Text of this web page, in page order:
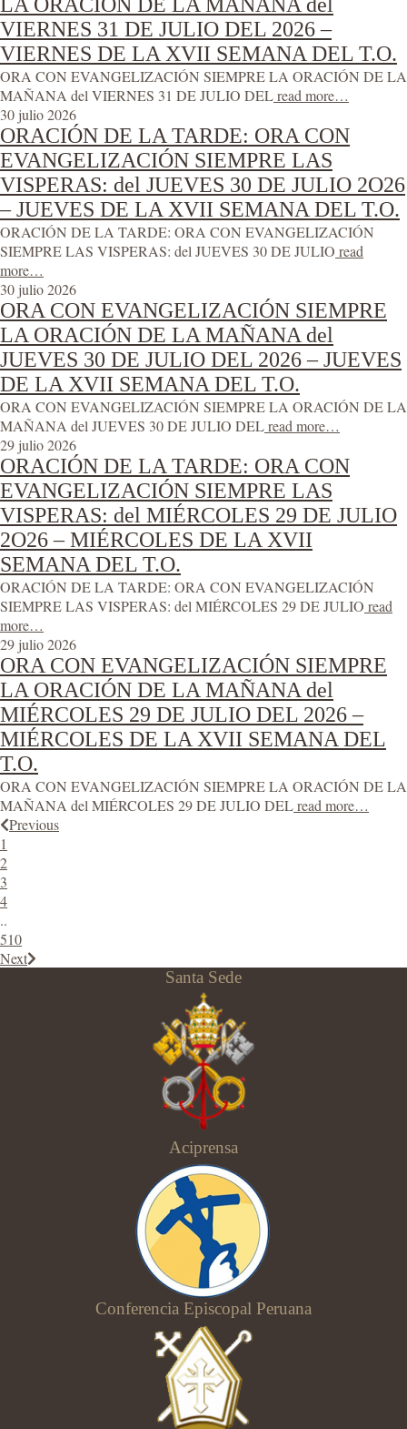
VIERNES 31 DE JULIO DEL 2026 –
VIERNES DE LA XVII SEMANA DEL T.O.
ORA CON EVANGELIZACIÓN SIEMPRE LA ORACIÓN DE LA
MAÑANA del VIERNES 31 DE JULIO DELread more…
30 julio 2026
ORACIÓN DE LA TARDE: ORA CON
EVANGELIZACIÓN SIEMPRE LAS
VISPERAS: del JUEVES 30 DE JULIO 2O26
– JUEVES DE LA XVII SEMANA DEL T.O.
ORACIÓN DE LA TARDE: ORA CON EVANGELIZACIÓN
SIEMPRE LAS VISPERAS: del JUEVES 30 DE JULIO read
more…
30 julio 2026
ORA CON EVANGELIZACIÓN SIEMPRE
LA ORACIÓN DE LA MAÑANA del
JUEVES 30 DE JULIO DEL 2026 – JUEVES
DE LA XVII SEMANA DEL T.O.
ORA CON EVANGELIZACIÓN SIEMPRE LA ORACIÓN DE LA
MAÑANA del JUEVES 30 DE JULIO DELread more…
29 julio 2026
ORACIÓN DE LA TARDE: ORA CON
EVANGELIZACIÓN SIEMPRE LAS
VISPERAS: del MIÉRCOLES 29 DE JULIO
2O26 – MIÉRCOLES DE LA XVII
SEMANA DEL T.O.
ORACIÓN DE LA TARDE: ORA CON EVANGELIZACIÓN
SIEMPRE LAS VISPERAS: del MIÉRCOLES 29 DE JULIO read
more…
29 julio 2026
ORA CON EVANGELIZACIÓN SIEMPRE
LA ORACIÓN DE LA MAÑANA del
MIÉRCOLES 29 DE JULIO DEL 2026 –
MIÉRCOLES DE LA XVII SEMANA DEL
T.O.
ORA CON EVANGELIZACIÓN SIEMPRE LA ORACIÓN DE LA
MAÑANA del MIÉRCOLES 29 DE JULIO DELread more…
Previous
1
2
3
4
..
510
Next
Santa Sede
Aciprensa
Conferencia Episcopal Peruana